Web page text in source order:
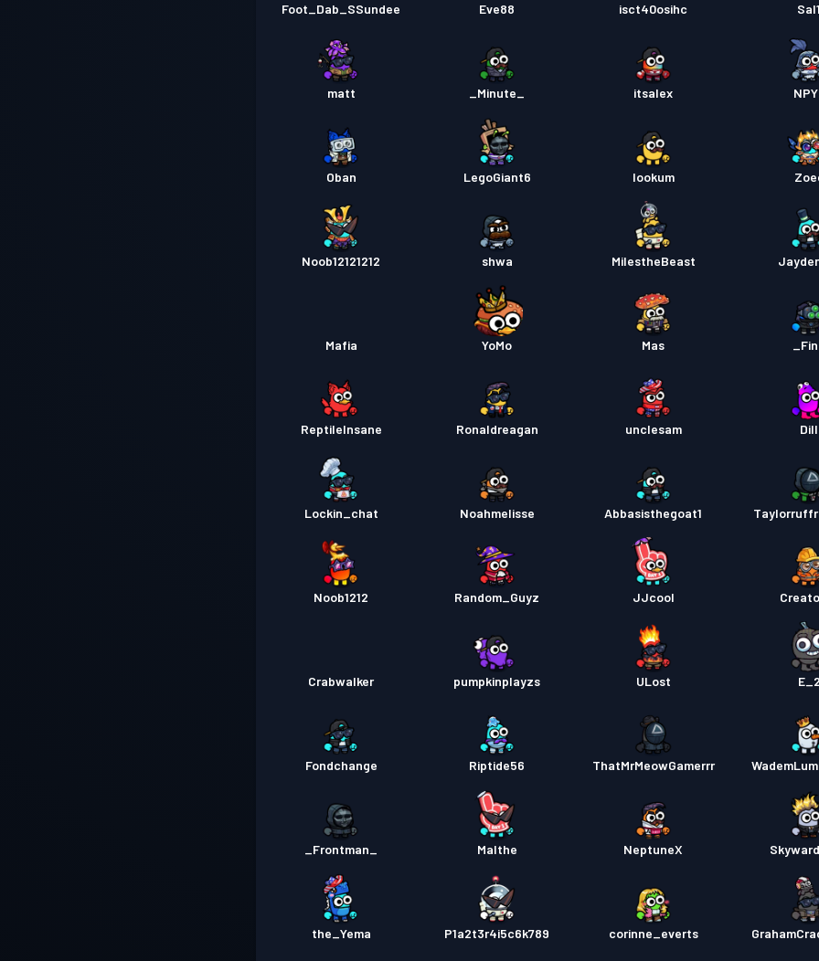
Foot_Dab_SSundee Eve88 isct40osihc Sal1
matt _Minute_ itsalex
Oban LegoGiant6 lookum
Noob12121212 shwa MilestheBeast
Mafia YoMo Mas _Fin_
ReptileInsane Ronaldreagan unclesam Dill
Lockin_chat Noahmelisse Abbasisthegoat1
Noob1212 Random_Guyz JJcool
Crabwalker pumpkinplayzs ULost E_2
Fondchange Riptide56 ThatMrMeowGamerrr
_Frontman_ Malthe NeptuneX
the_Yema P1a2t3r4i5c6k789 corinne_everts